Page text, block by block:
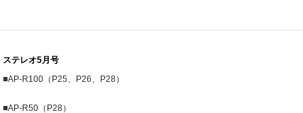
ステレオ5月号
■AP-R100（P25、P26、P28）
■AP-R50（P28）